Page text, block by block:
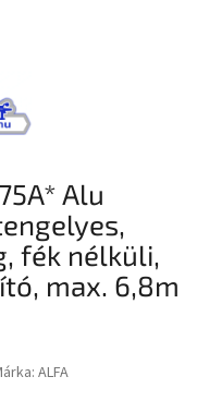
Alu
fék nélküli,
max. 6,8m
ALFA